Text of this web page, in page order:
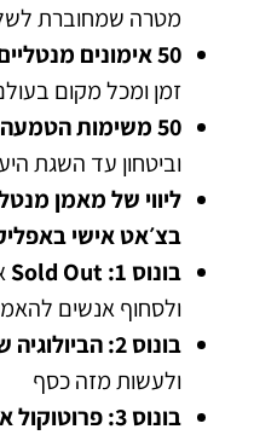
מטרה שמחוברת
50 אימונים מנטליים מוכנים לצפייה ויישום
זמן ומכל מקום
50 משימות הטמעה פרקטיות
וביטחון עד השגת
בצ׳אט אישי
בונוס 1: Sold Out
ולסחוף אנשים
בונוס 2: הביולוגיה של הכסף!
ולעשות מזה כסף
בונוס 3: פרוטוקול אנטי-Shok!